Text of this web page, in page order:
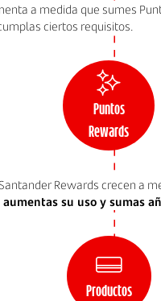
a medida que sumes
ciertos requisitos.
Puntos
Rewards
Rewards crecen a
su uso y sumas
Productos